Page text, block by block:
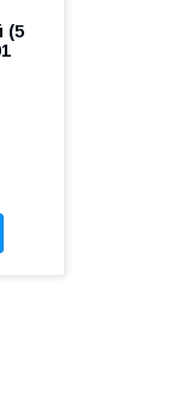
(5